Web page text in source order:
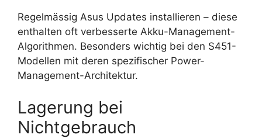
Regelmässig Asus Updates installieren – diese
enthalten oft verbesserte Akku-Management-
Algorithmen. Besonders wichtig bei den S451-
Modellen mit deren spezifischer Power-
Management-Architektur.
Lagerung bei
Nichtgebrauch